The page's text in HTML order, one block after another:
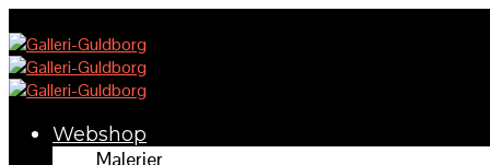
Webshop
Malerier